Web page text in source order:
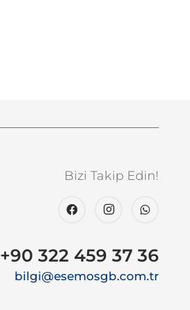
Bizi Takip Edin!
+90 322 459 37 36
bilgi@esemosgb.com.tr